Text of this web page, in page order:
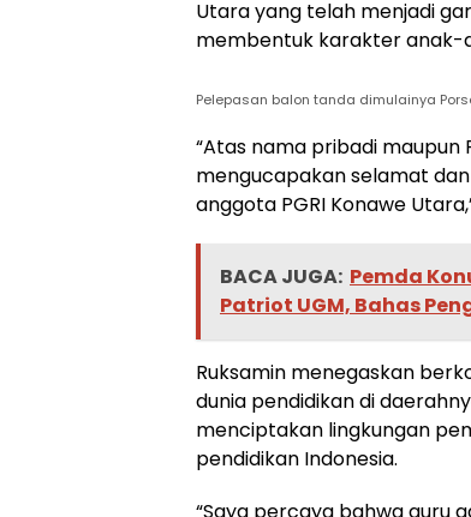
Utara yang telah menjadi
membentuk karakter anak-
Pelepasan balon tanda dimulainya
“Atas nama pribadi
mengucapakan selamat
anggota PGRI Konawe
BACA JUGA: Pemda
Patriot UGM, Bahas
Ruksamin menegaskan
dunia pendidikan di
menciptakan lingkungan
pendidikan Indonesia.
“Saya percaya bahwa guru